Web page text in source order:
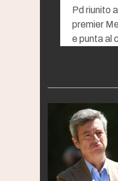
Pd riunito
premier
e punta al